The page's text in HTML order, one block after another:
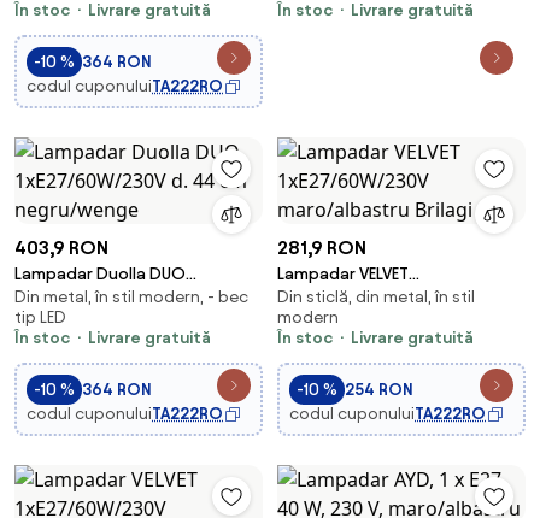
În stoc
Livrare gratuită
-10 % 364 RON
codul cuponuluiTA222RO
În stoc
Livrare gratuită
403,9 RON
Lampadar Duolla DUO
1xE27/60W/230V d. 44 cm
negru/wenge
Din metal, în stil modern, - bec
tip LED
În stoc
Livrare gratuită
-10 % 364 RON
codul cuponuluiTA222RO
281,9 RON
Lampadar VELVET
1xE27/60W/230V maro/albastru
Brilagi
Din sticlă, din metal, în stil
modern
În stoc
Livrare gratuită
-10 % 254 RON
codul cuponuluiTA222RO